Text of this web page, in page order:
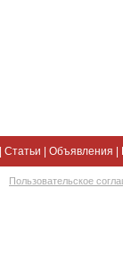
Статьи Объявления
Пользовательское